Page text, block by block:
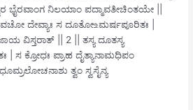
ಭೈರವಾಂಗ ನಿಲಯಾಂ ಪದ್ಮಾವತೀಚಿಂತಯೇ ||
ವಚೋ ದೇವ್ಯಾಃ ಸ ದೂತೋ‌உಮರ್ಷಪೂರಿತಃ |
ವಿಸ್ತರಾತ್ || 2 || ತಸ್ಯ ದೂತಸ್ಯ
| ಸ ಕ್ರೋಧಃ ಪ್ರಾಹ ದೈತ್ಯಾನಾಮಧಿಪಂ
ತ್ವಂ ಸ್ವಸೈನ್ಯ